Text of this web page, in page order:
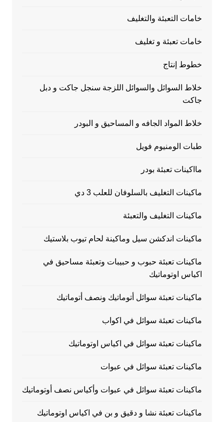
خامات التعبئة والتغليف
خامات تعبئة و تغليف
خطوط إنتاج
خلاط السوائل والسوائل اللزجة سنجل جاكت و دبل
جاكت
خلاط المواد الجافه و المساحيق و البودر
طبات الومنيوم فويل
مااكينات تعبئة بودر
ماكينات التغليف بالسلوفان للعلب 3 دي
ماكينات التغليف والتعبئة
ماكينات اندكشن سيل وماكينة لحام تيوب بلاستيك
ماكينات تعبئة حبوب و حبيبات وتعبئة مساحيق في
اكياس اوتوماتيك
ماكينات تعبئة سوائل أتوماتيك ونصف أتوماتيك
ماكينات تعبئة سوائل في اكواب
ماكينات تعبئة سوائل في اكياس اوتوماتيك
ماكينات تعبئة سوائل في عبوات
ماكينات تعبئة سوائل في عبوات وأكياس نصف أوتوماتيك
ماكينات تعبئة نشا و دقيق و بن في اكياس اوتوماتيك